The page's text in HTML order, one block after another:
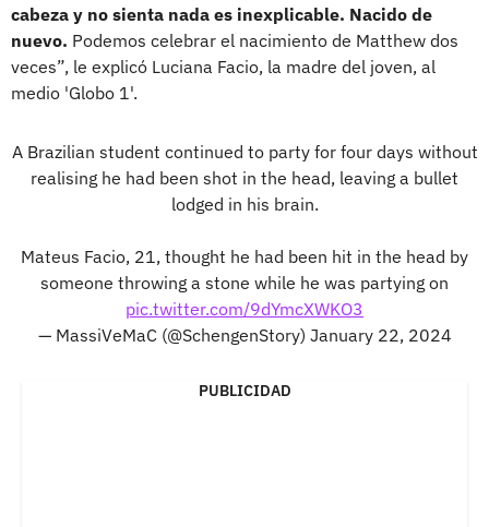
cabeza y no sienta nada es inexplicable. Nacido de
nuevo. Podemos celebrar el nacimiento de Matthew dos
veces”, le explicó Luciana Facio, la madre del joven, al
medio 'Globo 1'.
A Brazilian student continued to party for four days without
realising he had been shot in the head, leaving a bullet
lodged in his brain.
Mateus Facio, 21, thought he had been hit in the head by
someone throwing a stone while he was partying on
pic.twitter.com/9dYmcXWKO3
— MassiVeMaC (@SchengenStory) January 22, 2024
PUBLICIDAD